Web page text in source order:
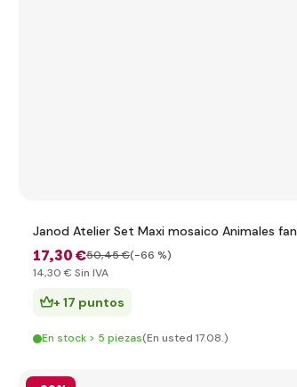
Janod Atelier Set Maxi mosaico Animales
17,30 €50,45 €(-66 %)
14,30 € Sin IVA
+ 17 puntos
En stock > 5 piezas(En usted 17.08.)